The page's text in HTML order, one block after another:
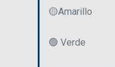
🟡Amarillo
🟢 Verde